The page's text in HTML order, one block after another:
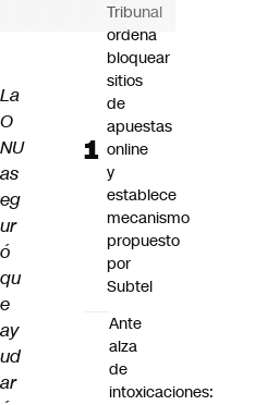
La
O
NU
as
eg
ur
ó
qu
e
ay
ud
ar
Tribunal
ordena
bloquear
sitios
de
apuestas
online
y
establece
mecanismo
propuesto
por
Subtel
Ante
alza
de
intoxicaciones: